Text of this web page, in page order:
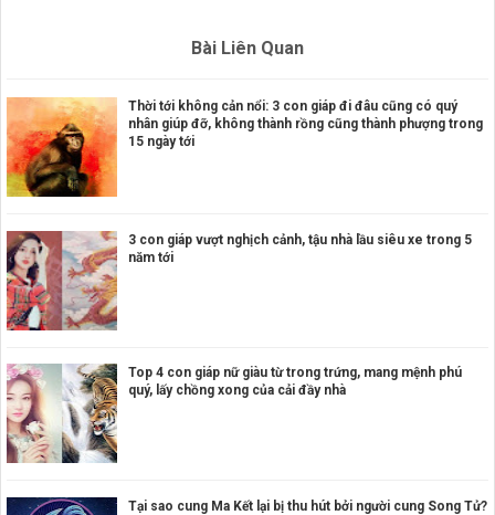
Bài Liên Quan
Thời tới không cản nổi: 3 con giáp đi đâu cũng có quý
nhân giúp đỡ, không thành rồng cũng thành phượng trong
15 ngày tới
3 con giáp vượt nghịch cảnh, tậu nhà lầu siêu xe trong 5
năm tới
Top 4 con giáp nữ giàu từ trong trứng, mang mệnh phú
quý, lấy chồng xong của cải đầy nhà
Tại sao cung Ma Kết lại bị thu hút bởi người cung Song Tử?